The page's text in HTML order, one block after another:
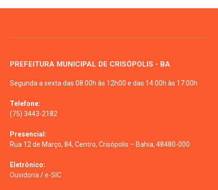
PREFEITURA MUNICIPAL DE CRISÓPOLIS - BA
Segunda a sexta das 08:00h às 12h00 e das 14:00h às 17:00h
Telefone:
(75) 3443-2182
Presencial:
Rua 12 de Março, 84, Centro, Crisópolis – Bahia, 48480-000
Eletrônico:
Ouvidoria/e-SIC